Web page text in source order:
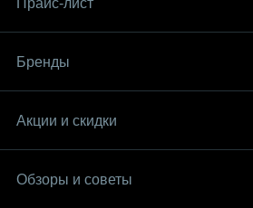
Прайс-лист
Бренды
Акции и скидки
Обзоры и советы